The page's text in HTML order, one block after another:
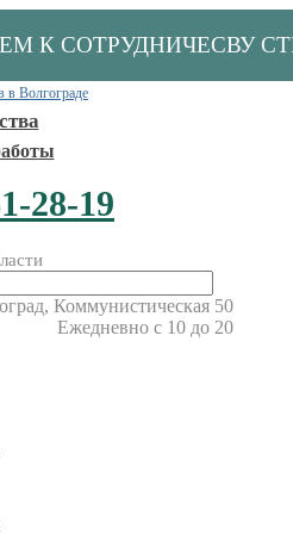
К СОТРУДНИЧЕСВУ
28-19
Коммунистическая 50
Ежедневно с 10 до 20